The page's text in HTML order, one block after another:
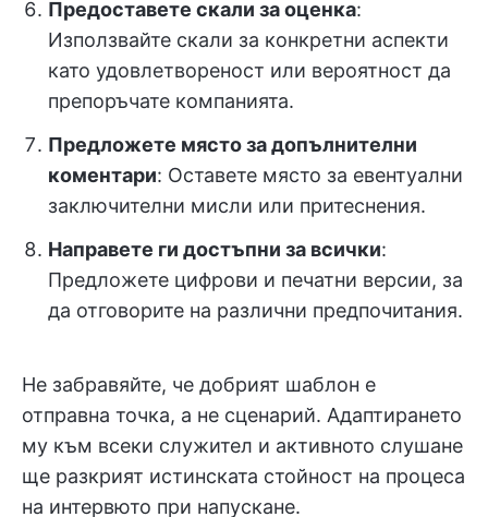
Предоставете скали за оценка:
Използвайте скали за конкретни аспекти
като удовлетвореност или вероятност да
препоръчате компанията.
Предложете място за допълнителни
коментари: Оставете място за евентуални
заключителни мисли или притеснения.
Направете ги достъпни за всички:
Предложете цифрови и печатни версии, за
да отговорите на различни предпочитания.
Не забравяйте, че добрият шаблон е
отправна точка, а не сценарий. Адаптирането
му към всеки служител и активното слушане
ще разкрият истинската стойност на процеса
на интервюто при напускане.